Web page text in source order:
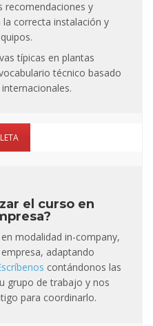
recomendaciones y
correcta instalación y
típicas en plantas
técnico basado
el curso en
modalidad in-company,
adaptando
contándonos las
grupo de trabajo y nos
para coordinarlo.